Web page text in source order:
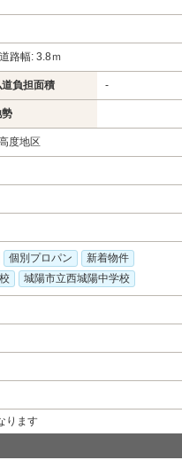
路幅: 3.8ｍ
負担面積 -
度地区
個別プロパン
新着物件
城陽市立西城陽中学校
ります